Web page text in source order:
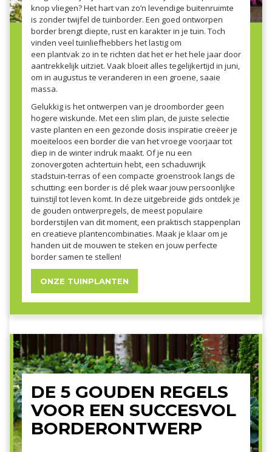
knop vliegen? Het hart van zo’n levendige buitenruimte
is zonder twijfel de tuinborder. Een goed ontworpen
border brengt diepte, rust en karakter in je tuin. Toch
vinden veel tuinliefhebbers het lastig om
een plantvak zo in te richten dat het er het hele jaar door
aantrekkelijk uitziet. Vaak bloeit alles tegelijkertijd in juni,
om in augustus te veranderen in een groene, saaie
massa.
Gelukkig is het ontwerpen van je droomborder geen
hogere wiskunde. Met een slim plan, de juiste selectie
vaste planten en een gezonde dosis inspiratie creëer je
moeiteloos een border die van het vroege voorjaar tot
diep in de winter indruk maakt. Of je nu een
zonovergoten achtertuin hebt, een schaduwrijk
stadstuin-terras of een compacte groenstrook langs de
schutting: een border is dé plek waar jouw persoonlijke
tuinstijl tot leven komt. In deze uitgebreide gids ontdek je
de gouden ontwerpregels, de meest populaire
borderstijlen van dit moment, een praktisch stappenplan
en creatieve plantencombinaties. Maak je klaar om je
handen uit de mouwen te steken en jouw perfecte
border samen te stellen!
ONZE TUINPLANTEN
DE 5 GOUDEN REGELS
VOOR EEN SUCCESVOL
BORDERONTWERP